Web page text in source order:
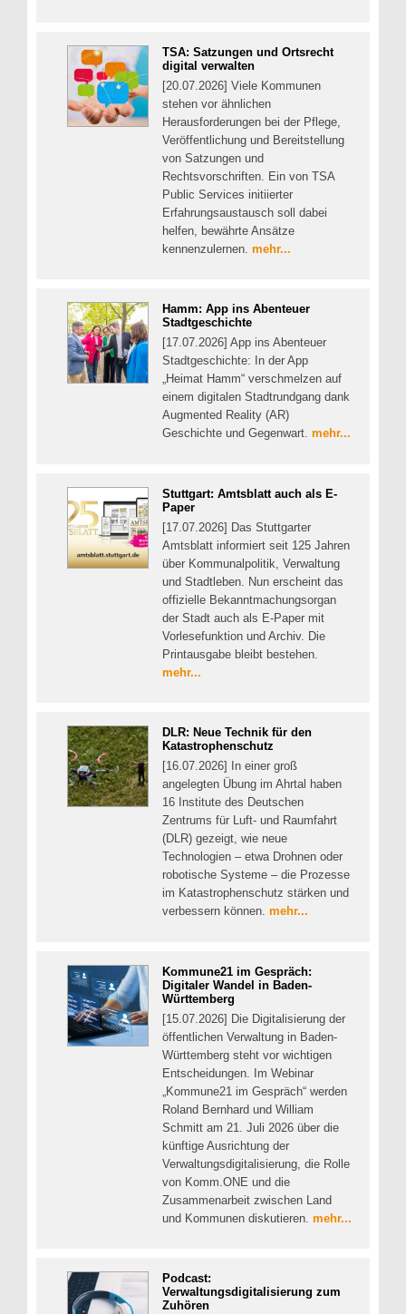
TSA: Satzungen und Ortsrecht
digital verwalten
[20.07.2026] Viele Kommunen
stehen vor ähnlichen
Herausforderungen bei der Pflege,
Veröffentlichung und Bereitstellung
von Satzungen und
Rechtsvorschriften. Ein von TSA
Public Services initiierter
Erfahrungsaustausch soll dabei
helfen, bewährte Ansätze
kennenzulernen. mehr...
Hamm: App ins Abenteuer
Stadtgeschichte
[17.07.2026] App ins Abenteuer
Stadtgeschichte: In der App
„Heimat Hamm“ verschmelzen auf
einem digitalen Stadtrundgang dank
Augmented Reality (AR)
Geschichte und Gegenwart. mehr...
Stuttgart: Amtsblatt auch als E-
Paper
[17.07.2026] Das Stuttgarter
Amtsblatt informiert seit 125 Jahren
über Kommunalpolitik, Verwaltung
und Stadtleben. Nun erscheint das
offizielle Bekanntmachungsorgan
der Stadt auch als E-Paper mit
Vorlesefunktion und Archiv. Die
Printausgabe bleibt bestehen.
mehr...
DLR: Neue Technik für den
Katastrophenschutz
[16.07.2026] In einer groß
angelegten Übung im Ahrtal haben
16 Institute des Deutschen
Zentrums für Luft- und Raumfahrt
(DLR) gezeigt, wie neue
Technologien – etwa Drohnen oder
robotische Systeme – die Prozesse
im Katastrophenschutz stärken und
verbessern können. mehr...
Kommune21 im Gespräch:
Digitaler Wandel in Baden-
Württemberg
[15.07.2026] Die Digitalisierung der
öffentlichen Verwaltung in Baden-
Württemberg steht vor wichtigen
Entscheidungen. Im Webinar
„Kommune21 im Gespräch“ werden
Roland Bernhard und William
Schmitt am 21. Juli 2026 über die
künftige Ausrichtung der
Verwaltungsdigitalisierung, die Rolle
von Komm.ONE und die
Zusammenarbeit zwischen Land
und Kommunen diskutieren. mehr...
Podcast:
Verwaltungsdigitalisierung zum
Zuhören